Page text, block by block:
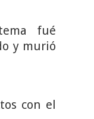
fué
y murió
con el